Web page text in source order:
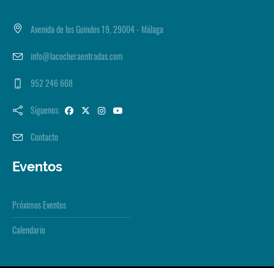
Avenida de los Guindos 19, 29004 - Málaga
info@lacocheraentradas.com
952 246 668
Síguenos:
Contacto
Eventos
Próximos Eventos
Calendario